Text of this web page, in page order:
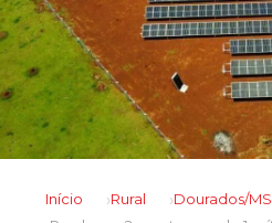
Início Rural Dourados/MS